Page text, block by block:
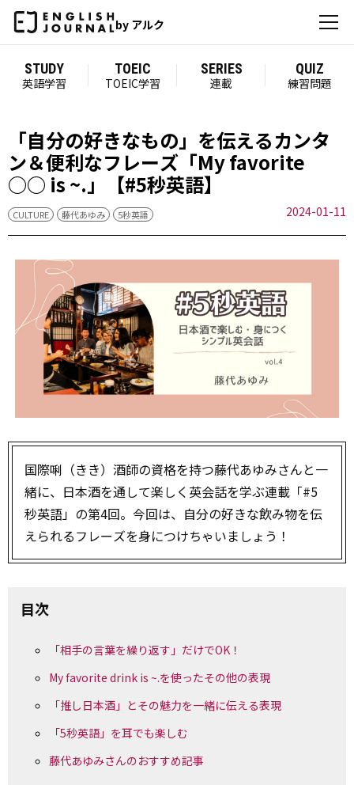
by アルク
STUDY
英語学習
TOEIC
TOEIC学習
SERIES
連載
QUIZ
練習問題
「自分の好きなもの」を伝えるカンタ
ン＆便利なフレーズ「My favorite
○○ is ~.」【#5秒英語】
CULTURE 藤代あゆみ 5秒英語 2024-01-11
国際唎（きき）酒師の資格を持つ藤代あゆみさんと一
緒に、日本酒を通して楽しく英会話を学ぶ連載「#5
秒英語」の第4回。今回は、自分の好きな飲み物を伝
えられるフレーズを身につけちゃいましょう！
目次
「相手の言葉を繰り返す」だけでOK！
My favorite drink is ~.を使ったその他の表現
「推し日本酒」とその魅力を一緒に伝える表現
「5秒英語」を耳でも楽しむ
藤代あゆみさんのおすすめ記事